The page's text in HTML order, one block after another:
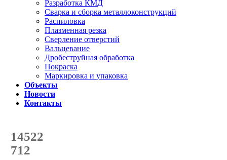
Разработка КМД
Сварка и сборка металлоконструкций
Распиловка
Плазменная резка
Сверление отверстий
Вальцевание
Дробеструйная обработка
Покраска
Маркировка и упаковка
Объекты
Новости
Контакты
14522
с начала года
712
с начала месяца